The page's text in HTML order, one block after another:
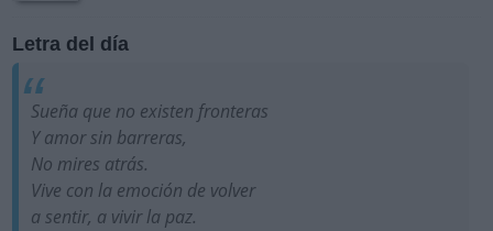
Letra del día
Sueña que no existen fronteras
Y amor sin barreras,
No mires atrás.
Vive con la emoción de volver
a sentir, a vivir la paz.